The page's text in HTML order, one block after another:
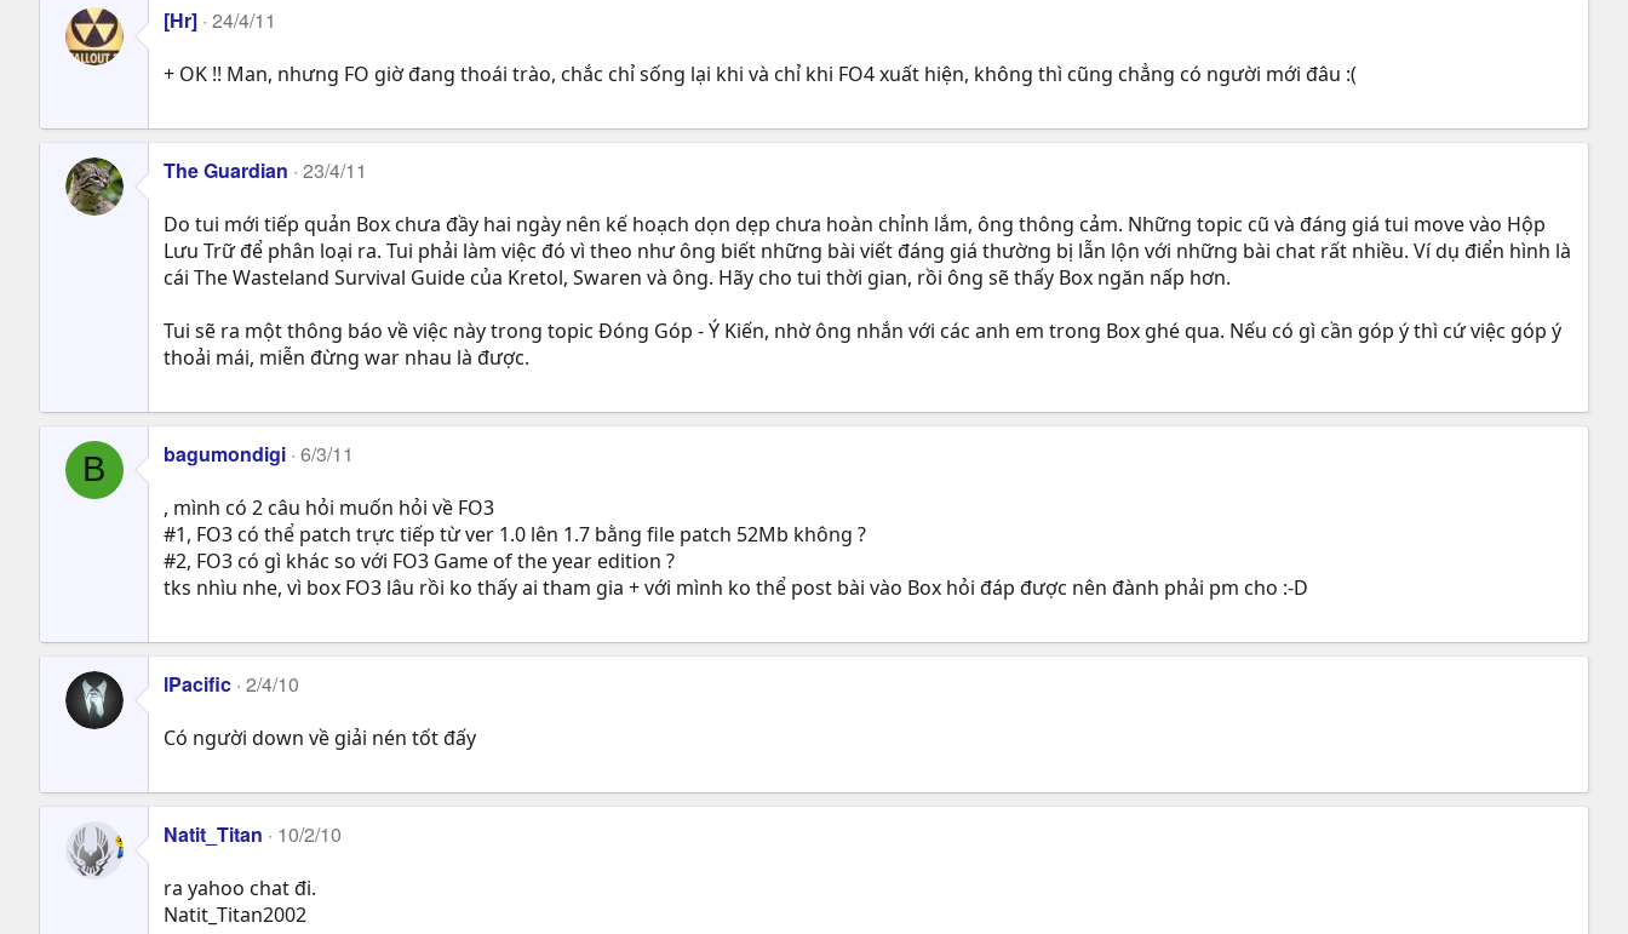
[Hr] 24/4/11
+ OK !! Man, nhưng FO giờ đang thoái trào, chắc chỉ sống lại khi và chỉ khi FO4 xuất hiện, không thì cũng chẳng có người mới đâu :(
The Guardian 23/4/11
Do tui mới tiếp quản Box chưa đầy hai ngày nên kế hoạch dọn dẹp chưa hoàn chỉnh lắm, ông thông cảm. Những topic cũ và đáng giá tui move vào Hộp
Lưu Trữ để phân loại ra. Tui phải làm việc đó vì theo như ông biết những bài viết đáng giá thường bị lẫn lộn với những bài chat rất nhiều. Ví dụ điển hình là
cái The Wasteland Survival Guide của Kretol, Swaren và ông. Hãy cho tui thời gian, rồi ông sẽ thấy Box ngăn nấp hơn.
Tui sẽ ra một thông báo về việc này trong topic Đóng Góp - Ý Kiến, nhờ ông nhắn với các anh em trong Box ghé qua. Nếu có gì cần góp ý thì cứ việc góp ý
thoải mái, miễn đừng war nhau là được.
B bagumondigi 6/3/11
, mình có 2 câu hỏi muốn hỏi về FO3
#1, FO3 có thể patch trực tiếp từ ver 1.0 lên 1.7 bằng file patch 52Mb không ?
#2, FO3 có gì khác so với FO3 Game of the year edition ?
tks nhìu nhe, vì box FO3 lâu rồi ko thấy ai tham gia + với mình ko thể post bài vào Box hỏi đáp được nên đành phải pm cho :-D
lPacific 2/4/10
Có người down về giải nén tốt đấy
Natit_Titan 10/2/10
ra yahoo chat đi.
Natit_Titan2002